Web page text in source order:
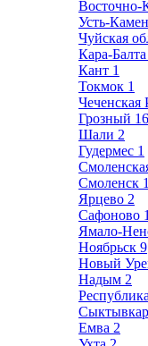
Восточно-
Усть-
Чуйская
Кара-Балта
Кант 1
Токмок 1
Чеченская
Грозный 16
Шали 2
Гудермес 1
Смоленск
Ярцево 2
Сафоново 1
Ямало-
Ноябрьск 9
Новый
Надым 2
Сыктывкар
Емва 2